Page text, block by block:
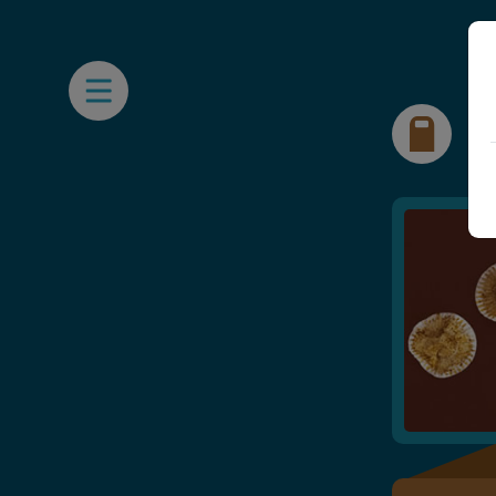
Open Mobile Nav